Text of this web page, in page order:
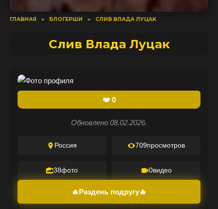
ГЛАВНАЯ » БЛОГЕРШИ » СЛИВ ВЛАДА ЛУЦАК
Слив Влада Луцак
❤️ 0
Обновлено 08.02.2026.
Россия 709просмотров
38фото 0видео
🔥Раздень подругу🔥